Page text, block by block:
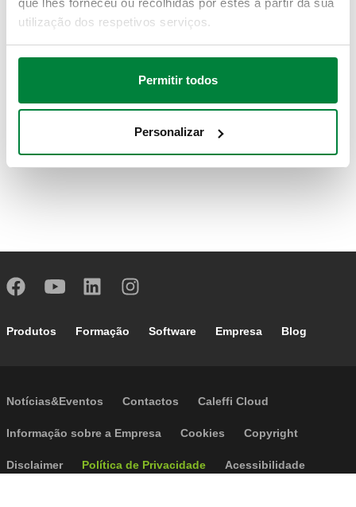
que lhes forneceu ou recolhidas por estes a partir da sua
utilização dos respetivos serviços.
Permitir todos
Personalizar
FORNECEDORES
EMPRESA
Footer main navigation
Produtos Formação Software Empresa Blog
Footer secondary navigation
Notícias&Eventos Contactos Caleffi Cloud
Footer menu
Informação sobre a Empresa Cookies Copyright
Disclaimer Política de Privacidade Acessibilidade